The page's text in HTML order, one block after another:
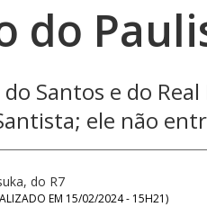
do
Santos e do
ele não
do R7
EM 15/02/2024 - 15H21)